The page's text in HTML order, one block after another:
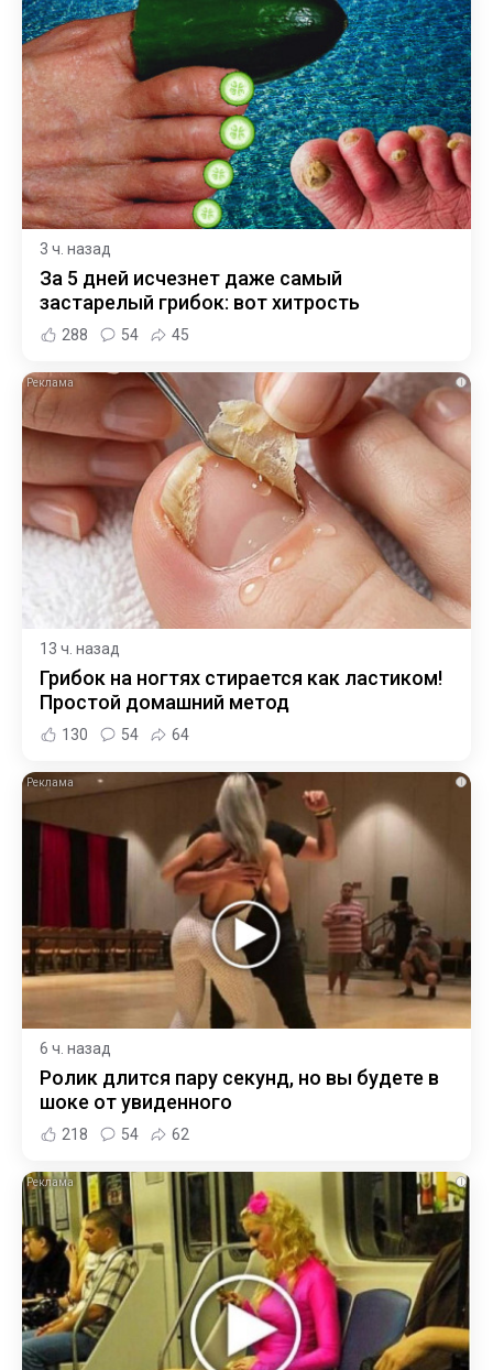
3 ч. назад
За 5 дней исчезнет даже самый
застарелый грибок: вот хитрость
288 54 45
i
13 ч. назад
Грибок на ногтях стирается как ластиком!
Простой домашний метод
130 54 64
i
6 ч. назад
Ролик длится пару секунд, но вы будете в
шоке от увиденного
218 54 62
i